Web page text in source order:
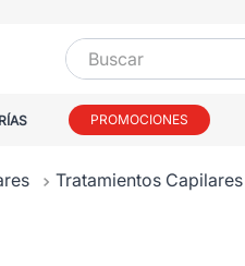
Buscar
PROMOCIONES
Tratamientos Capilares